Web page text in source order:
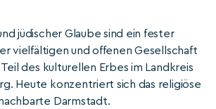
jüdischer Glaube sind ein fester
vielfältigen und offenen Gesellschaft
des kulturellen Erbes im Landkreis
Heute konzentriert sich das religiöse
Darmstadt.